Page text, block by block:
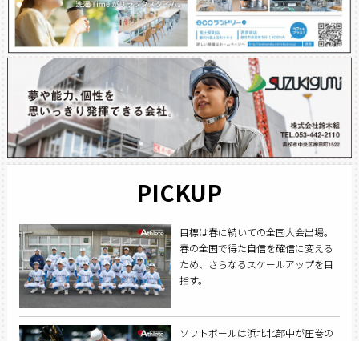
PICKUP
目標は春に続いての全国大会出場。
春の全国で得た自信を確信に変える
ため、さらなるスケールアップを目
指す。
ソフトボールは浜北北部中が圧巻の